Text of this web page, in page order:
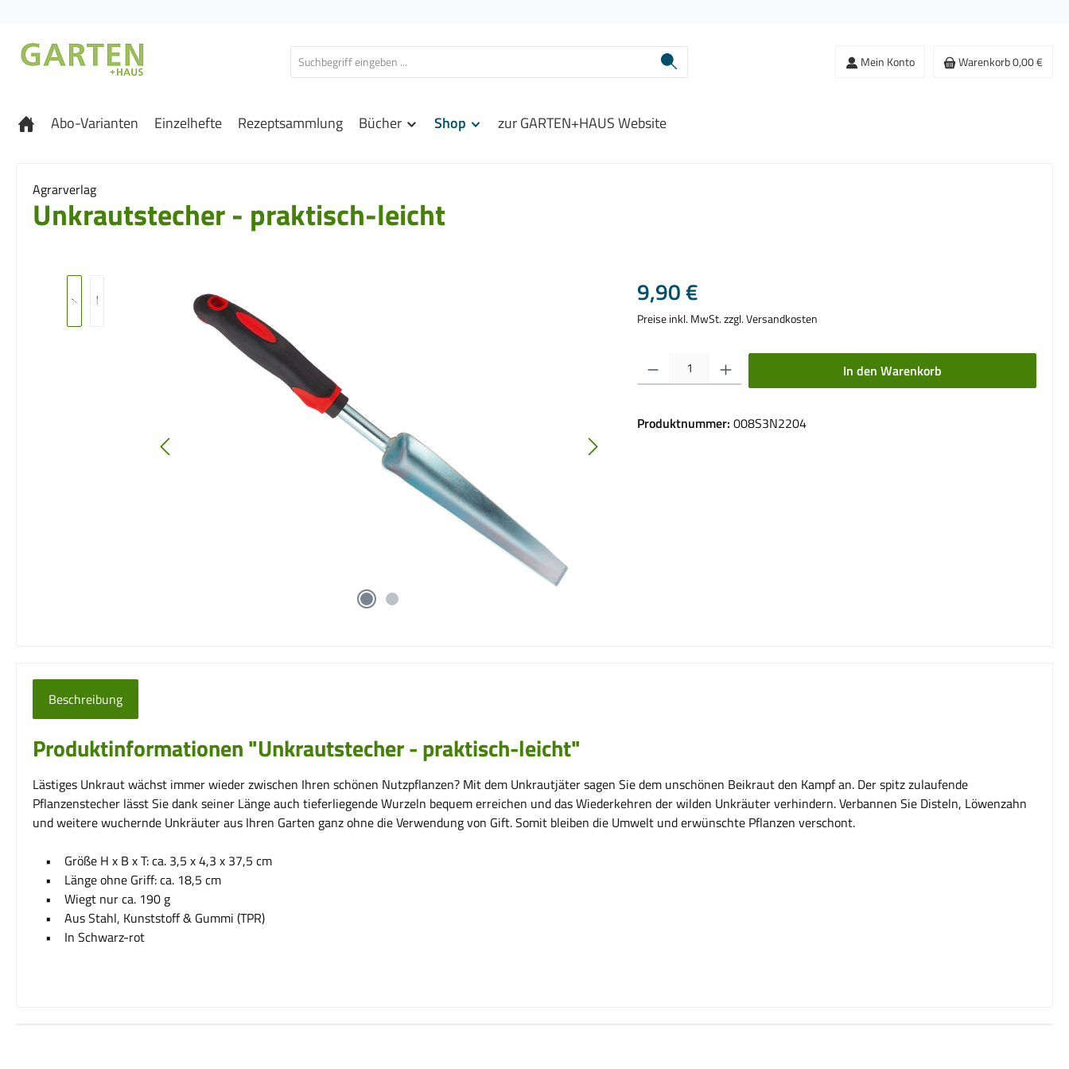
Mein Konto Warenkorb0,00 €
Abo-Varianten Einzelhefte Rezeptsammlung Bücher Shop zur GARTEN+HAUS Website
Agrarverlag
Unkrautstecher - praktisch-leicht
Regulärer Preis:
9,90 €
Preise inkl. MwSt. zzgl. Versandkosten
Produkt Anzahl: Gib den gewünschten Wert ein oder benutze die Schaltflächen um die
In den Warenkorb
Produktnummer: 008S3N2204
Beschreibung
Produktinformationen "Unkrautstecher - praktisch-leicht"
Lästiges Unkraut wächst immer wieder zwischen Ihren schönen Nutzpflanzen? Mit dem Unkrautjäter sagen Sie dem unschönen Beikraut den Kampf an. Der spitz zulaufende
Pflanzenstecher lässt Sie dank seiner Länge auch tieferliegende Wurzeln bequem erreichen und das Wiederkehren der wilden Unkräuter verhindern. Verbannen Sie Disteln, Löwenzahn
und weitere wuchernde Unkräuter aus Ihren Garten ganz ohne die Verwendung von Gift. Somit bleiben die Umwelt und erwünschte Pflanzen verschont.
• Größe H x B x T: ca. 3,5 x 4,3 x 37,5 cm
• Länge ohne Griff: ca. 18,5 cm
• Wiegt nur ca. 190 g
• Aus Stahl, Kunststoff & Gummi (TPR)
• In Schwarz-rot